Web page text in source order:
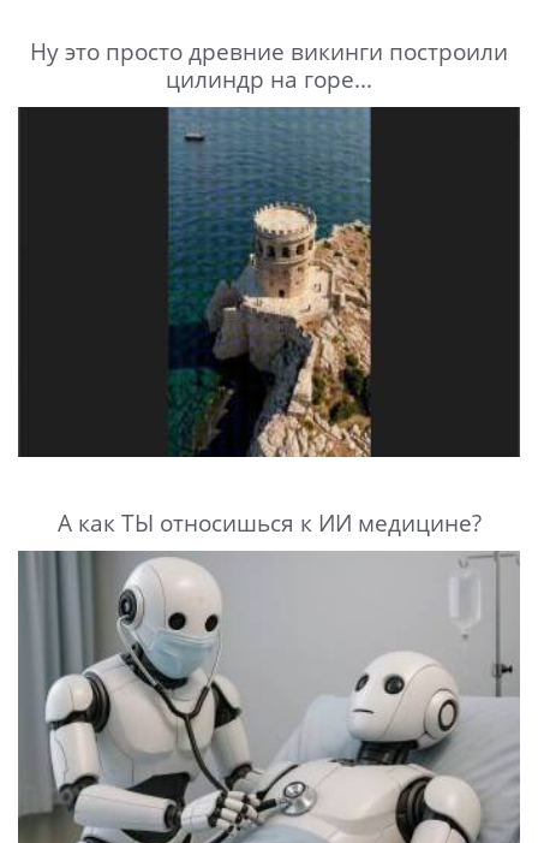
Ну это просто древние викинги построили
цилиндр на горе...
А как ТЫ относишься к ИИ медицине?